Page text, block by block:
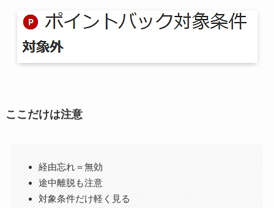
ここだけは注意
経由忘れ＝無効
途中離脱も注意
対象条件だけ軽く見る